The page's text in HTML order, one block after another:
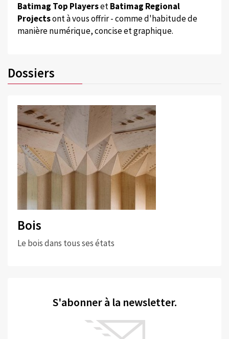
Batimag Top PlayersetBatimag Regional
Projectsont à vous offrir - comme d'habitude de
manière numérique, concise et graphique.
Dossiers
Bois
Le bois dans tous ses états
S'abonner à la newsletter.